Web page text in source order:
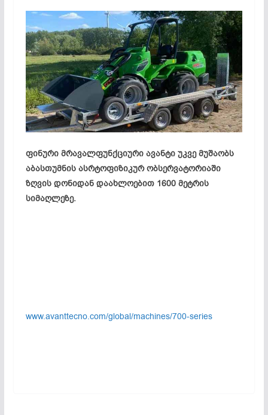
ფინური მრავალფუნქციური ავანტიუკვე მუშაობს
აბასთუმნის ასრტოფიზიკურობსერვატორიაში
ზღვის დონიდან დაახლოებით 1600 მეტრის
სიმაღლეზე.
www.avanttecno.com/global/machines/700-series